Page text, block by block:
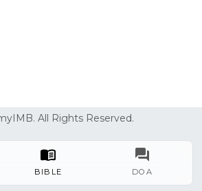
BIBLE DOA
All Rights Reserved.